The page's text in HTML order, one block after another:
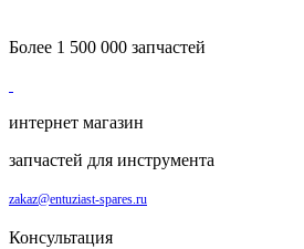
Более 1 500 000 запчастей
интернет магазин
запчастей для инструмента
zakaz@entuziast-spares.ru
Консультация